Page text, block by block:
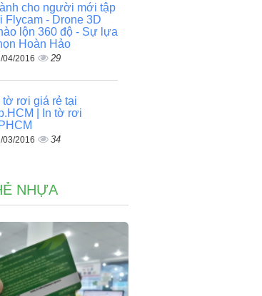
cho người mới tập
Flycam - Drone 3D
lộn 360 độ - Sự lựa
Hoàn Hảo
04/2016 29
tờ rơi giá rẻ tại
| In tờ rơi
03/2016 34
NHỰA